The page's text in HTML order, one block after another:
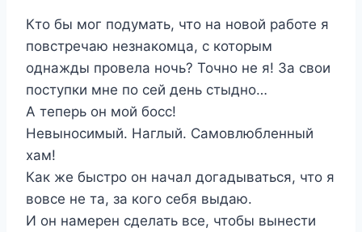
Кто бы мог подумать, что на новой работе я
повстречаю незнакомца, с которым
однажды провела ночь? Точно не я! За свои
поступки мне по сей день стыдно…
А теперь он мой босс!
Невыносимый. Наглый. Самовлюбленный
хам!
Как же быстро он начал догадываться, что я
вовсе не та, за кого себя выдаю.
И он намерен сделать все, чтобы вынести